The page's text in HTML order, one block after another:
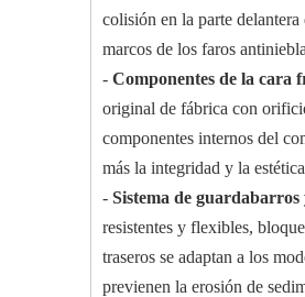
colisión en la parte
marcos de los faros
- Componentes de la cara
original de fábrica con
componentes internos del
más la integridad y la
- Sistema de
resistentes y flexibles,
traseros se adaptan a los
previenen la erosión de